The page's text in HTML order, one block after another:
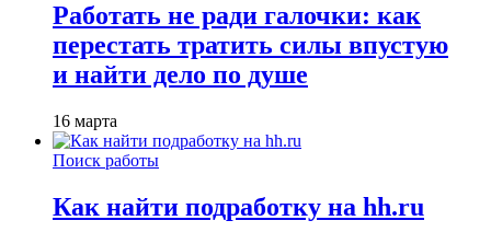
Работать не ради галочки: как
перестать тратить силы впустую
и найти дело по душе
16 марта
Поиск работы
Как найти подработку на hh.ru